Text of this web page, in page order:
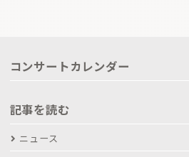
コンサートカレンダー
記事を読む
ニュース